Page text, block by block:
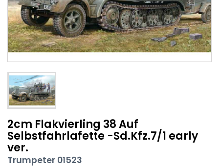
2cm Flakvierling 38 Auf
Selbstfahrlafette -Sd.Kfz.7/1 early
ver.
Trumpeter 01523